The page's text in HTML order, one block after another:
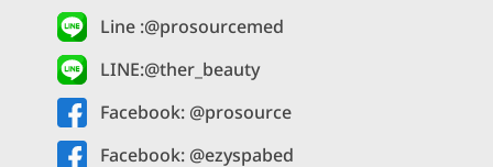
Line :@prosourcemed
LINE:@ther_beauty
Facebook: @prosource
Facebook: @ezyspabed